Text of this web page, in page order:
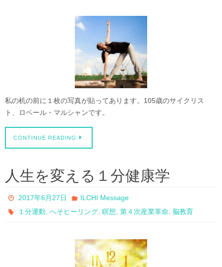
私の机の前に１枚の写真が貼ってあります。105歳のサイクリス
ト、ロベール・マルシャンです。
CONTINUE READING
人生を変える１分健康学
2017年6月27日
ILCHI Message
１分運動,へそヒーリング,瞑想,第４次産業革命, 脳教育